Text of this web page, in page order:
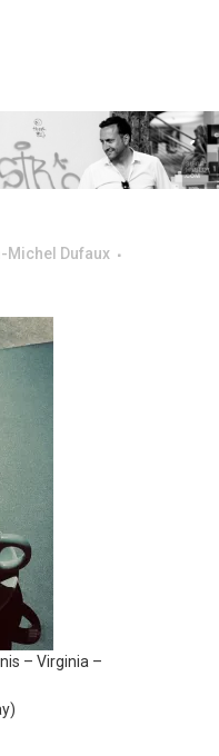
Michel Dufaux
– Virginia –